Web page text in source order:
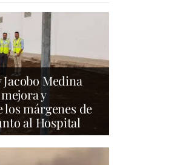
Medina
y
márgenes de
al Hospital